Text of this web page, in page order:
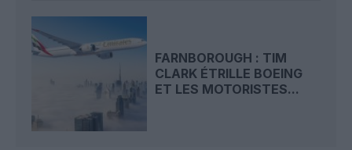
FARNBOROUGH : TIM
CLARK ÉTRILLE BOEING
ET LES MOTORISTES...